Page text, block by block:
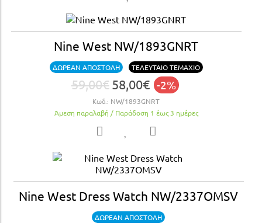
Nine West NW/1893GNRT
ΔΩΡΕΑΝ ΑΠΟΣΤΟΛΗ ΤΕΛΕΥΤΑΙΟ ΤΕΜΑΧΙΟ
59,00€ 58,00€ -2%
Κωδ.: NW/1893GNRT
Άμεση παραλαβή / Παράδoση 1 έως 3 ημέρες
Nine West Dress Watch NW/2337OMSV
ΔΩΡΕΑΝ ΑΠΟΣΤΟΛΗ